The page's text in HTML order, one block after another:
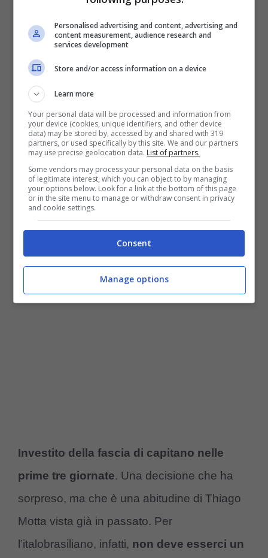
Juventus, con Thiago Motta
è cambiato tutto: il segnale
lanciato con Gatti
I giocatori della Juventus, però, sembrano
pronti a seguire Thiago Motta in questa
avventura. Anche per delle novità sostanziali
che coinvolgono tutti,
Il difensore è uno dei pochi titolari rimasti al
suo posto dopo la scorsa stagione.
Investito della fascia di capitano nelle
prime tre giornate. Una decisione che ha
sorpreso, ma che è una abitudine di Thiago
Motta vista già in passato. Per
l’italobrasiliano, infatti, non deve esserci un
Personalised advertising and content, advertising and
content measurement, audience research and
services development
Store and/or access information on a device
Learn more
Your personal data will be processed and information from
your device (cookies, unique identifiers, and other device
data) may be stored by, accessed by and shared with 319
partners, or used specifically by this site. We and our partners
may use precise geolocation data. List of partners.
Some vendors may process your personal data on the basis
of legitimate interest, which you can object to by managing
your options below. Look for a link at the bottom of this page
or in the site menu to manage or withdraw consent in privacy
and cookie settings.
Consent
Manage options